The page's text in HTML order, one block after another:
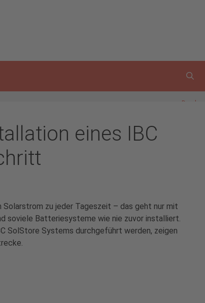
eines IBC
Solarstrom zu jeder Tageszeit – das geht nur mit
soviele Batteriesysteme wie nie zuvor installiert.
SolStore Systems durchgeführt werden, zeigen
Drucken